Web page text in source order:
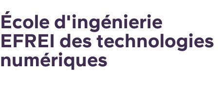
École d'ingénierie
EFREI des technologies
numériques